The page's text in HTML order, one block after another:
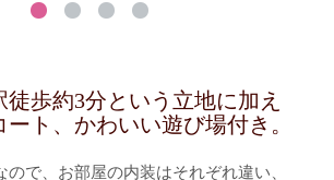
徒歩約3分という立地に加え
ト、かわいい遊び場付き。
ので、お部屋の内装はそれぞれ違い、